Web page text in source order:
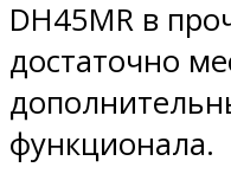
DH45MR в
достаточно
функционала.